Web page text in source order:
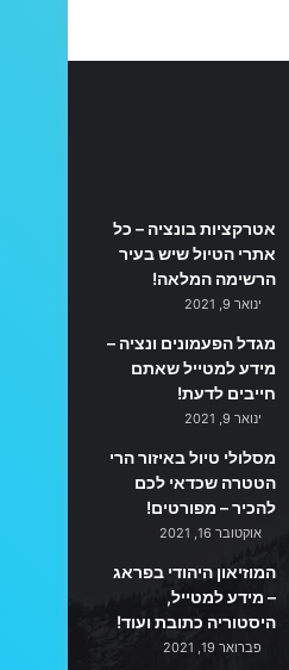
אטרקציות בונציה – כל
אתרי הטיול שיש בעיר
הרשימה המלאה!
ינואר 9, 2021
מגדל הפעמונים ונציה –
מידע למטייל שאתם
חייבים לדעת!
ינואר 9, 2021
מסלולי טיול באיזור הרי
הטטרה שכדאי לכם
להכיר – מפורטים!
אוקטובר 16, 2021
המוזיאון היהודי בפראג
– מידע למטייל,
היסטוריה כתובת ועוד!
פברואר 19, 2021